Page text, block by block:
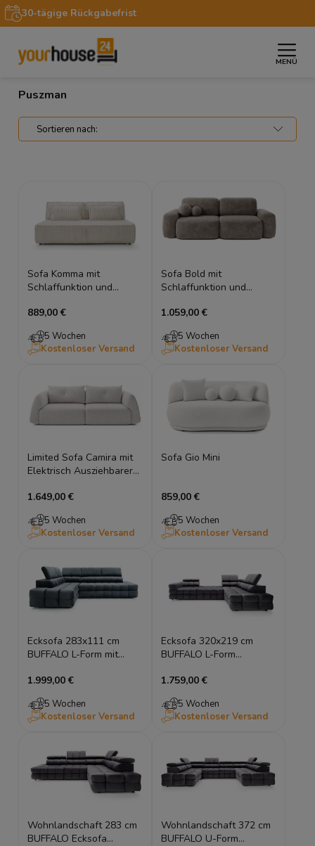
30-tägige Rückgabefrist
MENÜ
Startseite » Puszman
Puszman
Sofa Komma mit
Schlaffunktion und
889,00 €
5 Wochen
Kostenloser Versand
Sofa Bold mit
Schlaffunktion und
1.059,00 €
5 Wochen
Kostenloser Versand
Limited Sofa Camira mit
Elektrisch Ausziehbarer
1.649,00 €
5 Wochen
Kostenloser Versand
Sofa Gio Mini
859,00 €
5 Wochen
Kostenloser Versand
Ecksofa 283x111 cm
BUFFALO L-Form mit
Bettkasten
1.999,00 €
5 Wochen
Kostenloser Versand
Ecksofa 320x219 cm
BUFFALO L-Form
verstellbaren
Kopfstützen
1.759,00 €
5 Wochen
Kostenloser Versand
Wohnlandschaft 283 cm
BUFFALO Ecksofa
Wohnlandschaft 372 cm
BUFFALO U-Form